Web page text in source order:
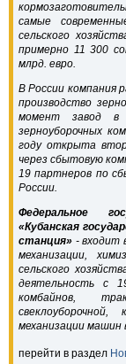
самые
сельского
примерно 11 300
млрд. евро.
В России компания
производство
момент завод в
зерноуборочных
году открыта
через сбытовую
19 партнеров по
России.
Федеральное
«Кубанская
станция» - входит
механизации,
сельского
деятельность с
комбайнов,
механизации машин
перейти в раздел